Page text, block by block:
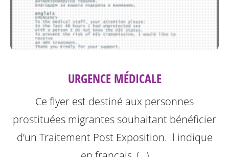
URGENCE MÉDICALE
Ce flyer est destiné aux personnes
prostituées migrantes souhaitant bénéficier
d’un Traitement Post Exposition. Il indique